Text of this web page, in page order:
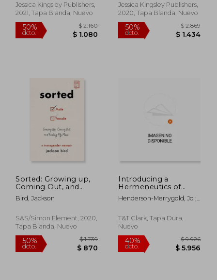
Jessica Kingsley Publishers,
2021, Tapa Blanda, Nuevo
50%
dcto.
Jessica Kingsley Publishers,
2020, Tapa Blanda, Nuevo
50%
dcto. $
Sorted: Growing up,
Coming Out, and
Finding my Place: A
Transgender Memoir
Bird, Jackson
S&S/Simon Element, 2020,
Tapa Blanda, Nuevo
Introducing a
Hermeneutics of
Cispicion: Reading
Sarah and Esau's
Beyond
Cisnormativity (en
Henderson-Merrygold, Jo ;
Jacqueline
T&T Clark, Tapa Dura,
Nuevo